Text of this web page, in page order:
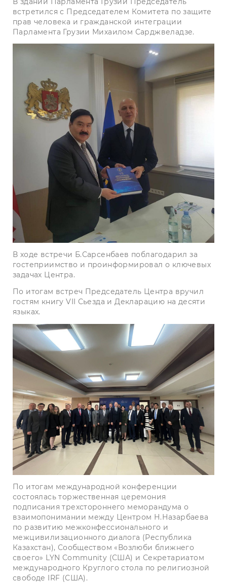
встретился с Председателем Комитета по защите
прав человека и гражданской интеграции
Парламента Грузии Михаилом Сарджвеладзе.
В ходе встречи Б.Сарсенбаев поблагодарил за
гостеприимство и проинформировал о ключевых
задачах Центра.
По итогам встреч Председатель Центра вручил
гостям книгу VII Сьезда и Декларацию на десяти
языках.
По итогам международной конференции
состоялась торжественная церемония
подписания трехстороннего меморандума о
взаимопонимании между Центром Н.Назарбаева
по развитию межконфессионального и
межцивилизационного диалога (Республика
Казахстан), Сообществом «Возлюби ближнего
своего» LYN Community (США) и Секретариатом
международного Круглого стола по религиозной
свободе IRF (США).